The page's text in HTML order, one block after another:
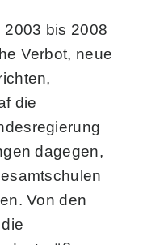
bis 2008
Verbot, neue
die
dagegen,
Von den